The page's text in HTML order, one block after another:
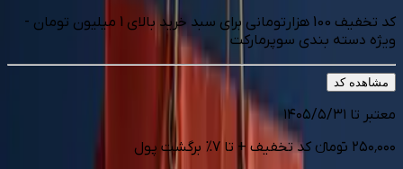
کد تخفیف 100 هزارتومانی برای سبد خرید بالای 1 میلیون تومان -
ویژه دسته بندی سوپرمارکت
مشاهده کد
معتبر تا ۱۴۰۵/۵/۳۱
۲۵۰٬۰۰۰ تومانء کد تخفیف + تا 7
% برگشت پول